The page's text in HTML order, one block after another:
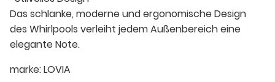
Das schlanke, moderne und ergonomische Design
des Whirlpools verleiht jedem Außenbereich eine
elegante Note.
marke:LOVIA